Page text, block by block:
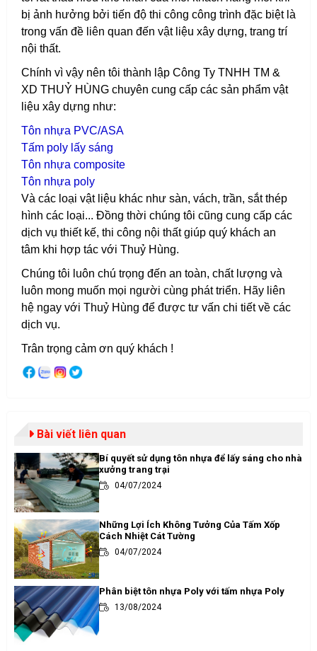
bị ảnh hưởng bởi tiến độ thi công công trình đặc biệt là
trong vấn đề liên quan đến vật liệu xây dựng, trang trí
nội thất.
Chính vì vậy nên tôi thành lập Công Ty TNHH TM &
XD THUỶ HÙNG chuyên cung cấp các sản phẩm vật
liệu xây dựng như:
Tôn nhựa PVC/ASA
Tấm poly lấy sáng
Tôn nhựa composite
Tôn nhựa poly
Và các loại vật liệu khác như sàn, vách, trần, sắt thép
hình các loại... Đồng thời chúng tôi cũng cung cấp các
dịch vụ thiết kế, thi công nội thất giúp quý khách an
tâm khi hợp tác với Thuỷ Hùng.
Chúng tôi luôn chú trọng đến an toàn, chất lượng và
luôn mong muốn mọi người cùng phát triển. Hãy liên
hệ ngay với Thuỷ Hùng để được tư vấn chi tiết về các
dịch vụ.
Trân trọng cảm ơn quý khách !
Bài viết liên quan
Bí quyết sử dụng tôn nhựa để lấy sáng cho nhà
xưởng trang trại
04/07/2024
Những Lợi Ích Không Tưởng Của Tấm Xốp
Cách Nhiệt Cát Tường
04/07/2024
Phân biệt tôn nhựa Poly với tấm nhựa Poly
13/08/2024